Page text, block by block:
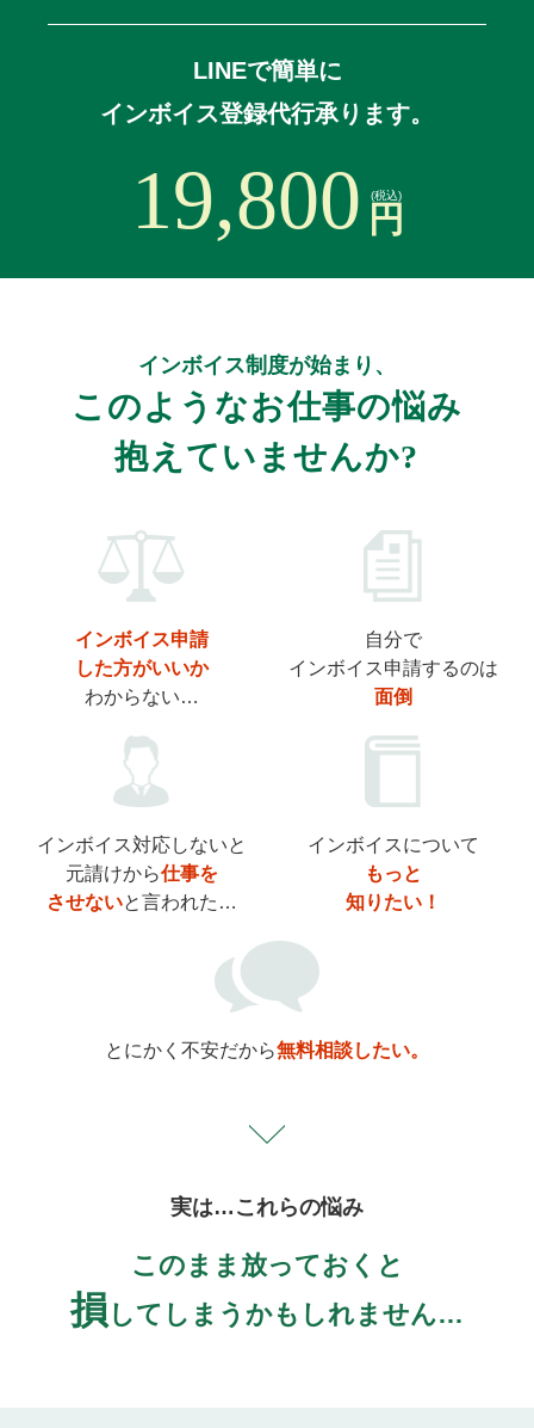
LINEで簡単に
インボイス登録代行承ります。
19,800 (税込)
円
インボイス制度が始まり、
このようなお仕事の悩み
抱えていませんか?
インボイス申請
した方がいいか
わからない…
自分で
インボイス申請するのは
面倒
インボイス対応しないと
元請けから仕事を
させないと言われた…
インボイスについて
もっと
知りたい！
とにかく不安だから無料相談したい。
実は…これらの悩み
このまま放っておくと
損 してしまうかもしれません…